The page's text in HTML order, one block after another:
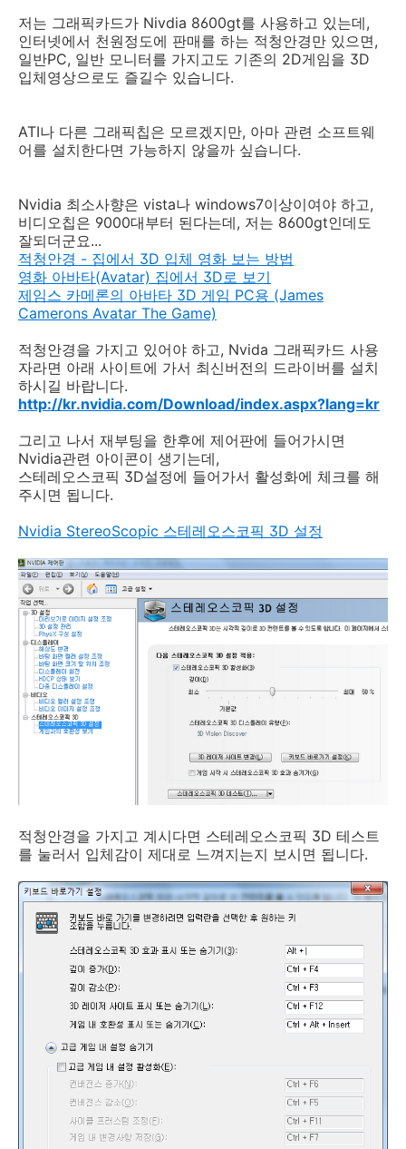
저는 그래픽카드가 Nivdia 8600gt를 사용하고 있는데,
인터넷에서 천원정도에 판매를 하는 적청안경만 있으면,
일반PC, 일반 모니터를 가지고도 기존의 2D게임을 3D
입체영상으로도 즐길수 있습니다.
ATI나 다른 그래픽칩은 모르겠지만, 아마 관련 소프트웨
어를 설치한다면 가능하지 않을까 싶습니다.
Nvidia 최소사향은 vista나 windows7이상이여야 하고,
비디오칩은 9000대부터 된다는데, 저는 8600gt인데도
잘되더군요...
적청안경 - 집에서 3D 입체 영화 보는 방법
영화 아바타(Avatar) 집에서 3D로 보기
제임스 카메론의 아바타 3D 게임 PC용 (James
Camerons Avatar The Game)
적청안경을 가지고 있어야 하고, Nvida 그래픽카드 사용
자라면 아래 사이트에 가서 최신버전의 드라이버를 설치
하시길 바랍니다.
http://kr.nvidia.com/Download/index.aspx?lang=kr
그리고 나서 재부팅을 한후에 제어판에 들어가시면
Nvidia관련 아이콘이 생기는데,
스테레오스코픽 3D설정에 들어가서 활성화에 체크를 해
주시면 됩니다.
Nvidia StereoScopic 스테레오스코픽 3D 설정
적청안경을 가지고 계시다면 스테레오스코픽 3D 테스트
를 눌러서 입체감이 제대로 느껴지는지 보시면 됩니다.